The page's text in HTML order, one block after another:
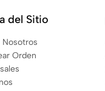
del Sitio
Nosotros
Orden